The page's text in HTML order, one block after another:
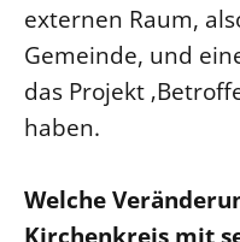
externen Raum,
Gemeinde, und
das Projekt
haben.
Welche
Kirchenkreis mit